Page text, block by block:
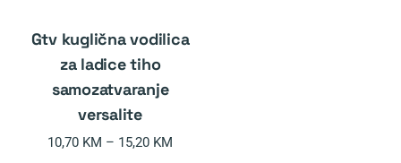
gtv kuglična vodilica
za ladice tiho
samozatvaranje
versalite
10,70 KM – 15,20 KM